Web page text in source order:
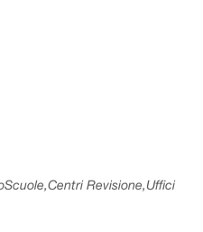
Revisione,Uffici